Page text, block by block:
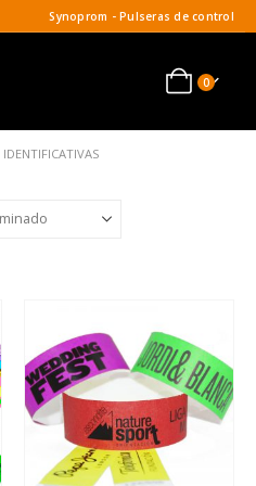
Synoprom - Pulseras de control
0
IDENTIFICATIVAS